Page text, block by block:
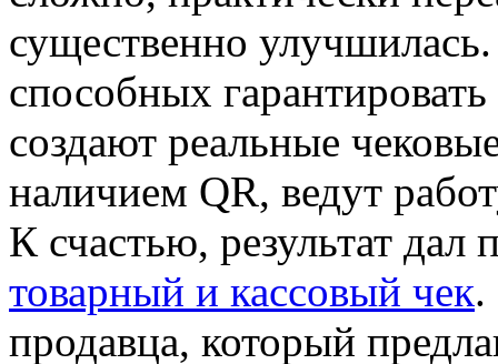
существенно
способных
создают реальные
наличием QR, ведут
К счастью, результат дал
товарный и кассовый чек.
продавца, который